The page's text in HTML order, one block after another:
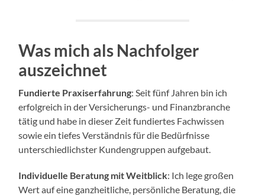
Was mich als Nachfolger
auszeichnet
Fundierte Praxiserfahrung: Seit fünf Jahren bin ich
erfolgreich in der Versicherungs- und Finanzbranche
tätig und habe in dieser Zeit fundiertes Fachwissen
sowie ein tiefes Verständnis für die Bedürfnisse
unterschiedlichster Kundengruppen aufgebaut.
Individuelle Beratung mit Weitblick: Ich lege großen
Wert auf eine ganzheitliche, persönliche Beratung, die